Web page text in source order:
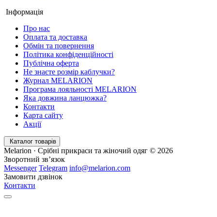
Інформація
Про нас
Оплата та доставка
Обмін та повернення
Політика конфіденційності
Публічна оферта
Не знаєте розмір каблучки?
Журнал MELARION
Програма лояльності MELARION
Яка довжина ланцюжка?
Контакти
Карта сайту
Акції
Каталог товарів
Melarion · Срібні прикраси та жіночий одяг © 2026
Зворотний зв’язок
Messenger Telegram info@melarion.com
Замовити дзвінок
Контакти